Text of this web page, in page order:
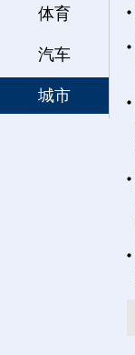
体育
汽车
城市